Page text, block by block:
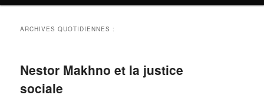
ARCHIVES QUOTIDIENNES :
Nestor Makhno et la justice
sociale